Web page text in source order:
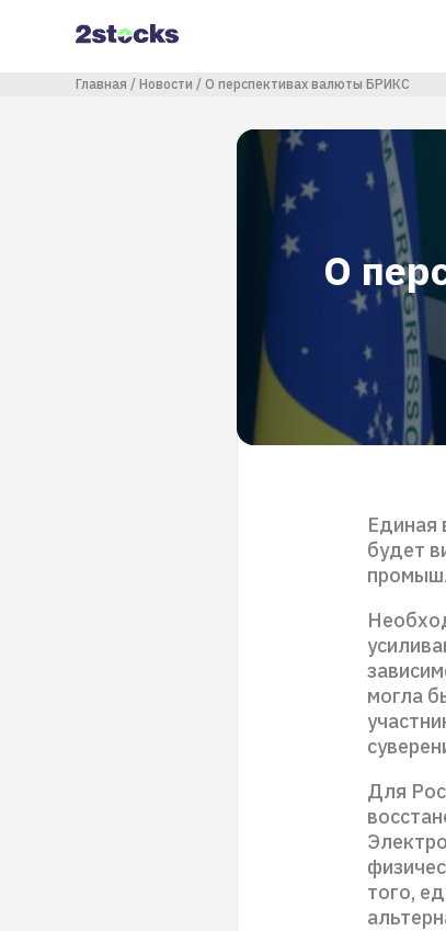
содержанию
Строка навигации
Главная Новости О перспективах валюты БРИКС
О
Единая
будет
могла
Для
того,